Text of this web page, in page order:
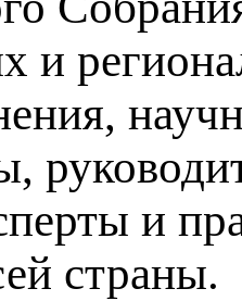
и
и
страны.